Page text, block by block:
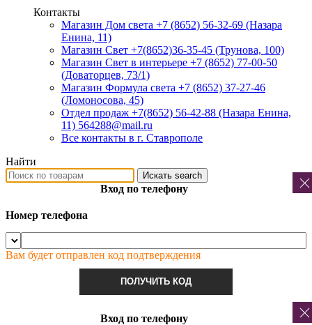
Контакты
Магазин Дом света +7 (8652) 56-32-69 (Назара
Енина, 11)
Магазин Свет +7(8652)36-35-45 (Трунова, 100)
Магазин Свет в интерьере +7 (8652) 77-00-50
(Доваторцев, 73/1)
Магазин Формула света +7 (8652) 37-27-46
(Ломоносова, 45)
Отдел продаж +7(8652) 56-42-88 (Назара Енина,
11) 564288@mail.ru
Все контакты в г. Ставрополе
Найти
Искать search
Вход по телефону
Номер телефона
Вам будет отправлен код подтверждения
ПОЛУЧИТЬ КОД
Вход по телефону